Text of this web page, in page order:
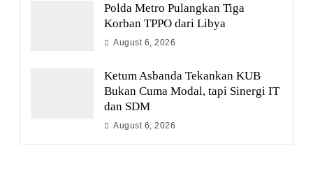
Polda Metro Pulangkan Tiga
Korban TPPO dari Libya
August 6, 2026
Ketum Asbanda Tekankan KUB
Bukan Cuma Modal, tapi Sinergi IT
dan SDM
August 6, 2026